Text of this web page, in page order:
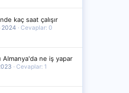
kaç saat çalışır
2024
Cevaplar: 0
ne iş yapar
Cevaplar: 1